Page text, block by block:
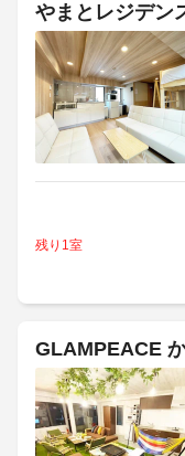
やまとレジデン
残り1室
GLAMPEACE